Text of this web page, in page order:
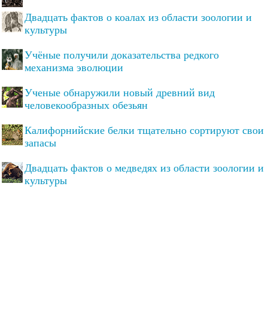
Двадцать фактов о коалах из области зоологии и
культуры
Учёные получили доказательства редкого
механизма эволюции
Ученые обнаружили новый древний вид
человекообразных обезьян
Калифорнийские белки тщательно сортируют свои
запасы
Двадцать фактов о медведях из области зоологии и
культуры